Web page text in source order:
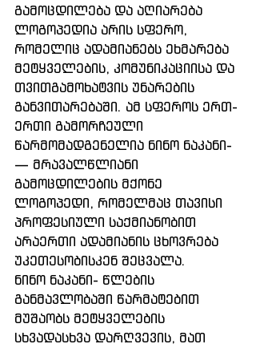
გამოცდილება და აღიარება
ლოგოპედია არის სფერო,
რომელიც ადამიანებს ეხმარება
მეტყველების, კომუნიკაციისა და
თვითგამოხატვის უნარების
განვითარებაში. ამ სფეროს ერთ-
ერთი გამორჩეული
წარმომადგენელია ნინო ნაკანი-
— მრავალწლიანი
გამოცდილების მქონე
ლოგოპედი, რომელმაც თავისი
პროფესიული საქმიანობით
არაერთი ადამიანის ცხოვრება
უკეთესობისკენ შეცვალა.
ნინო ნაკანი- წლების
განმავლობაში წარმატებით
მუშაობს მეტყველების
სხვადასხვა დარღვევის, მათ